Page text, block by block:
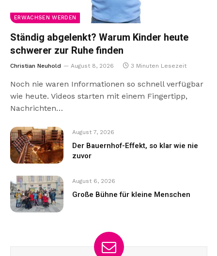
ERWACHSEN WERDEN
Ständig abgelenkt? Warum Kinder heute
schwerer zur Ruhe finden
Christian Neuhold August 8, 2026 3 Minuten Lesezeit
Noch nie waren Informationen so schnell verfügbar
wie heute. Videos starten mit einem Fingertipp,
Nachrichten…
August 7, 2026
Der Bauernhof-Effekt, so klar wie nie
zuvor
August 6, 2026
Große Bühne für kleine Menschen